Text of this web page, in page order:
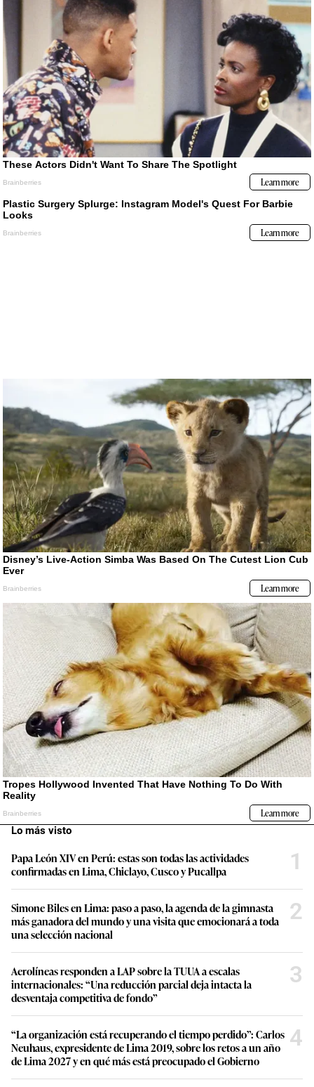
Lo más visto
Papa León XIV en Perú: estas son todas las actividades
confirmadas en Lima, Chiclayo, Cusco y Pucallpa
1
Simone Biles en Lima: paso a paso, la agenda de la gimnasta
más ganadora del mundo y una visita que emocionará a toda
una selección nacional
2
Aerolíneas responden a LAP sobre la TUUA a escalas
internacionales: “Una reducción parcial deja intacta la
desventaja competitiva de fondo”
3
“La organización está recuperando el tiempo perdido”: Carlos
Neuhaus, expresidente de Lima 2019, sobre los retos a un año
de Lima 2027 y en qué más está preocupado el Gobierno
4